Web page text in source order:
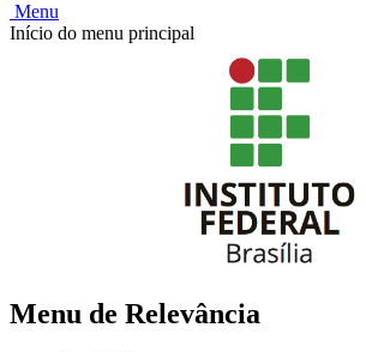
Menu
Início do menu principal
Menu de Relevância